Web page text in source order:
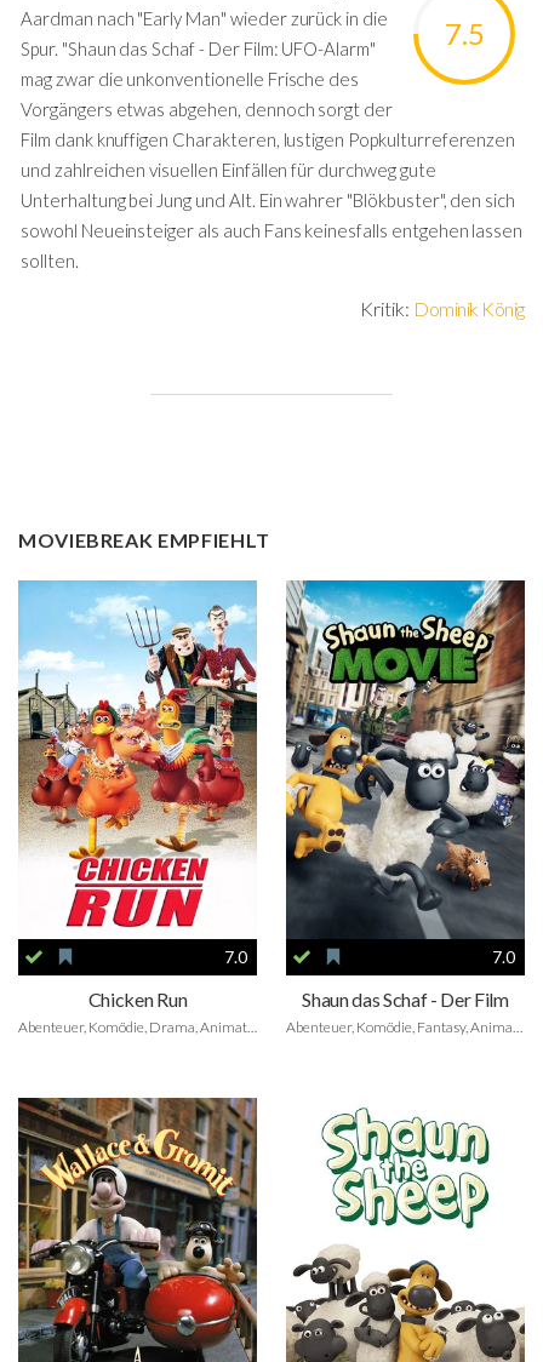
7.5
Aardman nach "Early Man" wieder zurück in die
Spur. "Shaun das Schaf - Der Film: UFO-Alarm"
mag zwar die unkonventionelle Frische des
Vorgängers etwas abgehen, dennoch sorgt der
Film dank knuffigen Charakteren, lustigen Popkulturreferenzen
und zahlreichen visuellen Einfällen für durchweg gute
Unterhaltung bei Jung und Alt. Ein wahrer "Blökbuster", den sich
sowohl Neueinsteiger als auch Fans keinesfalls entgehen lassen
sollten.
Kritik: Dominik König
MOVIEBREAK EMPFIEHLT
7.0
Chicken Run
7.0
Shaun das Schaf - Der Film